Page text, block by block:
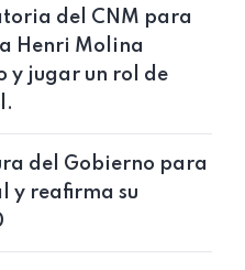
del CNM para
Henri Molina
y jugar un rol de
del Gobierno para
y reafirma su